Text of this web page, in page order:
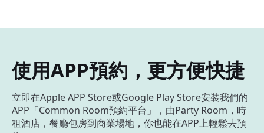
使用APP預約，更方便快捷
立即在Apple APP Store或Google Play Store安裝我們的
APP「Common Room預約平台」，由Party Room，時
租酒店，餐廳包房到商業場地，你也能在APP上輕鬆去預